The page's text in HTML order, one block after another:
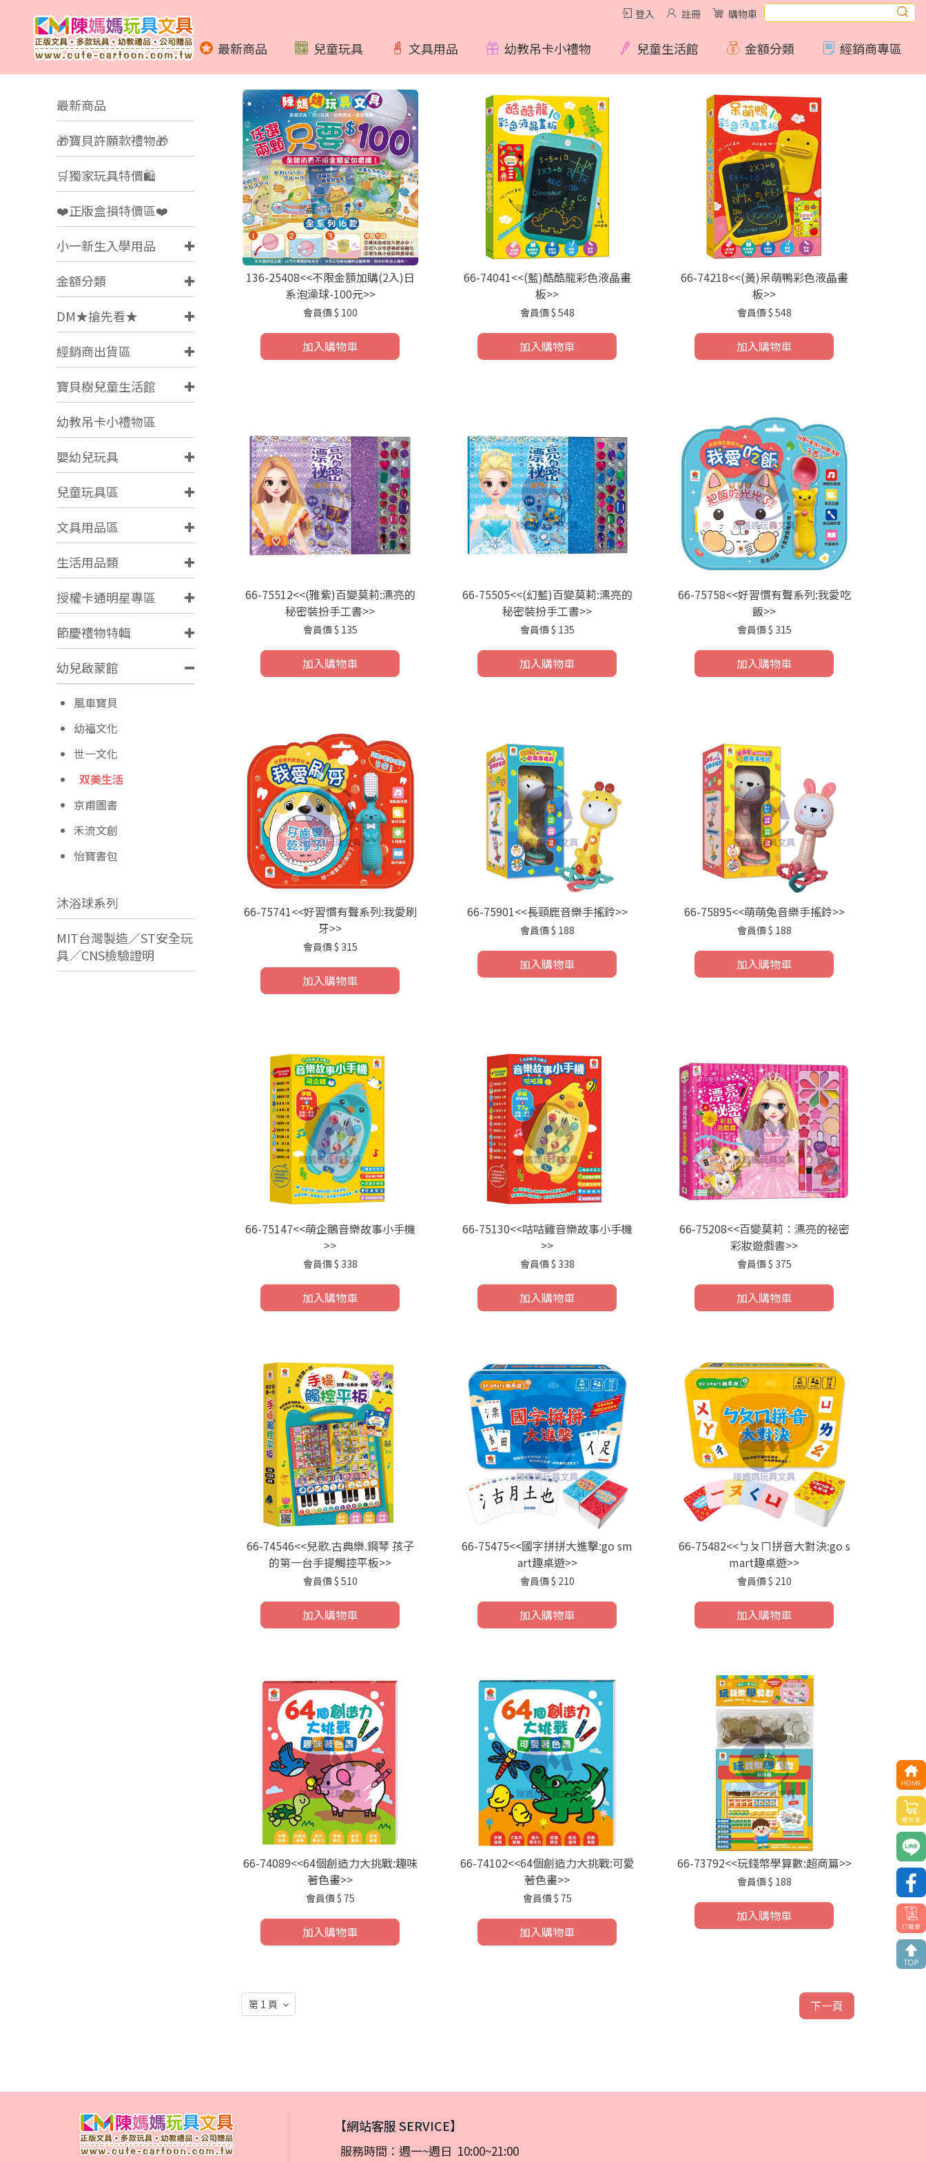
登入 註冊 購物車
最新商品 兒童玩具 文具用品 幼教吊卡小禮物 兒童生活館 金額分類 經銷商專區
最新商品
🎁寶貝許願款禮物🎁
🛒獨家玩具特價🛍️
❤️正版盒損特價區❤️
小一新生入學用品
金額分類
DM★搶先看★
經銷商出貨區
寶貝樹兒童生活館
幼教吊卡小禮物區
嬰幼兒玩具
兒童玩具區
文具用品區
生活用品類
授權卡通明星專區
節慶禮物特輯
幼兒啟蒙館
風車寶貝
幼福文化
世一文化
双美生活
京甫圖書
禾流文創
怡寶書包
沐浴球系列
MIT台灣製造／ST安全玩
具／CNS檢驗證明
136-25408<<不限金額加購(2入)日
系泡澡球-100元>>
會員價 $ 100
加入購物車
66-74041<<(藍)酷酷龍彩色液晶畫
板>>
會員價 $ 548
加入購物車
66-74218<<(黃)呆萌鴨彩色液晶畫
板>>
會員價 $ 548
加入購物車
66-75512<<(雅紫)百變莫莉:漂亮的
秘密裝扮手工書>>
會員價 $ 135
加入購物車
66-75505<<(幻藍)百變莫莉:漂亮的
秘密裝扮手工書>>
會員價 $ 135
加入購物車
66-75758<<好習慣有聲系列:我愛吃
飯>>
會員價 $ 315
加入購物車
66-75741<<好習慣有聲系列:我愛刷
牙>>
會員價 $ 315
加入購物車
66-75901<<長頸鹿音樂手搖鈴>>
會員價 $ 188
加入購物車
66-75895<<萌萌兔音樂手搖鈴>>
會員價 $ 188
加入購物車
66-75147<<萌企鵝音樂故事小手機
>>
會員價 $ 338
加入購物車
66-75130<<咕咕雞音樂故事小手機
>>
會員價 $ 338
加入購物車
66-75208<<百變莫莉：漂亮的祕密
彩妝遊戲書>>
會員價 $ 375
加入購物車
66-74546<<兒歌.古典樂.鋼琴 孩子
的第一台手提觸控平板>>
會員價 $ 510
加入購物車
66-75475<<國字拼拼大進擊:go sm
art趣桌遊>>
會員價 $ 210
加入購物車
66-75482<<ㄅㄆㄇ拼音大對決:go s
mart趣桌遊>>
會員價 $ 210
加入購物車
66-74089<<64個創造力大挑戰:趣味
著色畫>>
會員價 $ 75
加入購物車
66-74102<<64個創造力大挑戰:可愛
著色畫>>
會員價 $ 75
加入購物車
66-73792<<玩錢幣學算數:超商篇>>
會員價 $ 188
加入購物車
下一頁
【網站客服 SERVICE】
服務時間：週一~週日 10:00~21:00